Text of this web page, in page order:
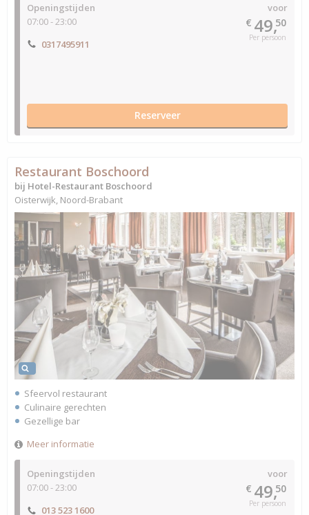
Openingstijden
07:00 - 23:00
voor
€ 49,50
Per persoon
0317495911
Reserveer
Openingstijden
07:00 - 23:00
voor
€ 49,50
Per persoon
013 523 1600
Restaurant Boschoord
bij Hotel-Restaurant Boschoord
Oisterwijk, Noord-Brabant
Sfeervol restaurant
Culinaire gerechten
Gezellige bar
Meer informatie